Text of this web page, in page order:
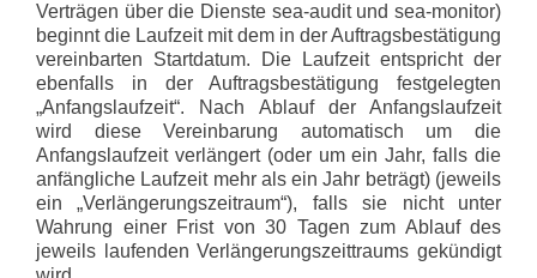
Verträgen über die Dienste sea-audit und sea-monitor)
beginnt die Laufzeit mit dem in der Auftragsbestätigung
vereinbarten Startdatum. Die Laufzeit entspricht der
ebenfalls in der Auftragsbestätigung festgelegten
„Anfangslaufzeit“. Nach Ablauf der Anfangslaufzeit
wird diese Vereinbarung automatisch um die
Anfangslaufzeit verlängert (oder um ein Jahr, falls die
anfängliche Laufzeit mehr als ein Jahr beträgt) (jeweils
ein „Verlängerungszeitraum“), falls sie nicht unter
Wahrung einer Frist von 30 Tagen zum Ablauf des
jeweils laufenden Verlängerungszeittraums gekündigt